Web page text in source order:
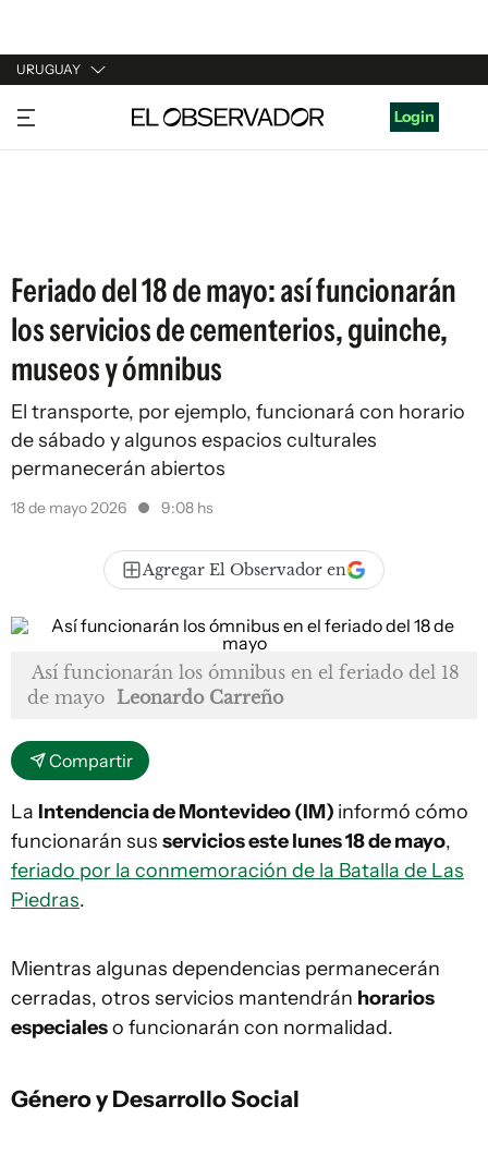
URUGUAY
URUGUAY
ARGENTINA
Login
Feriado del 18 de mayo: así funcionarán
los servicios de cementerios, guinche,
museos y ómnibus
El transporte, por ejemplo, funcionará con horario
de sábado y algunos espacios culturales
permanecerán abiertos
18 de mayo 2026 9:08 hs
Agregar El Observador en
Así funcionarán los ómnibus en el feriado del 18
de mayo Leonardo Carreño
Compartir
La Intendencia de Montevideo (IM) informó cómo
funcionarán sus servicios este lunes 18 de mayo,
feriado por la conmemoración de la Batalla de Las
Piedras.
Mientras algunas dependencias permanecerán
cerradas, otros servicios mantendrán horarios
especialeso funcionarán con normalidad.
Género y Desarrollo Social